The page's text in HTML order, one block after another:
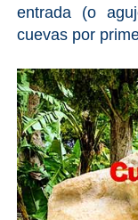
entrada (o
cuevas por